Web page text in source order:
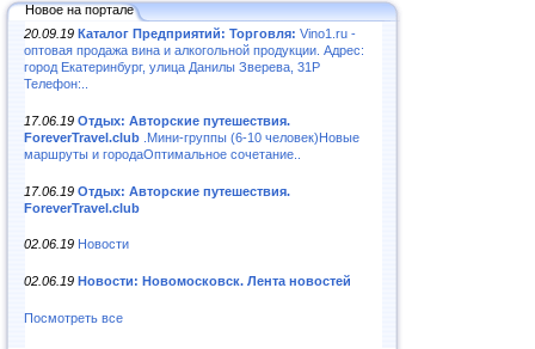
Новое на портале
20.09.19 Каталог Предприятий: Торговля: Vino1.ru -
оптовая продажа вина и алкогольной продукции. Адрес:
город Екатеринбург, улица Данилы Зверева, 31Р
Телефон:..
17.06.19 Отдых: Авторские путешествия.
ForeverTravel.club .Мини-группы (6-10 человек)Новые
маршруты и городаОптимальное сочетание..
17.06.19 Отдых: Авторские путешествия.
ForeverTravel.club
02.06.19 Новости
02.06.19 Новости: Новомосковск. Лента новостей
Посмотреть все